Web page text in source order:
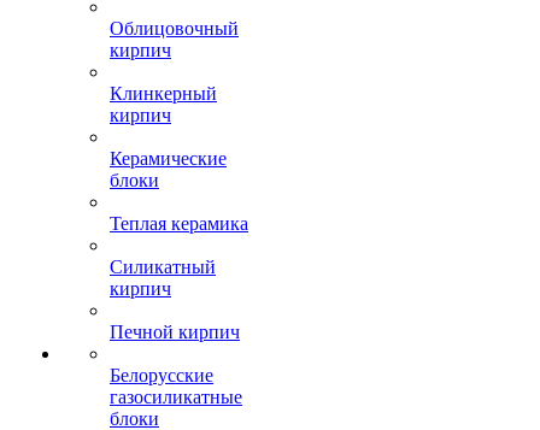
Облицовочный
кирпич
Клинкерный
кирпич
Керамические
блоки
Теплая керамика
Силикатный
кирпич
Печной кирпич
Белорусские
газосиликатные
блоки